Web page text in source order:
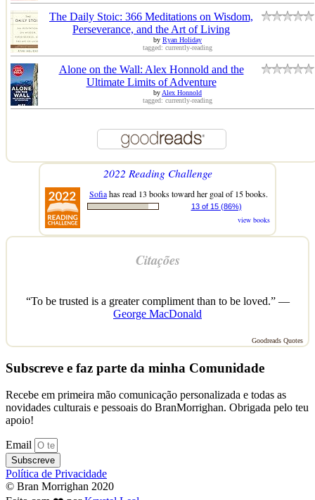
The Daily Stoic: 366 Meditations on Wisdom,
Perseverance, and the Art of Living
by Ryan Holiday
tagged: currently-reading
Alone on the Wall: Alex Honnold and the
Ultimate Limits of Adventure
byAlex Honnold
tagged: currently-reading
2022 Reading Challenge
Sofiahas read 13 books toward her goal of 15 books.
13 of 15 (86%)
view books
Citações
“To be trusted is a greater compliment than to be loved.” —
George MacDonald
Goodreads Quotes
Subscreve e faz parte da minha Comunidade
Recebe em primeira mão comunicação personalizada e todas as
novidades culturais e pessoais do BranMorrighan. Obrigada pelo teu
apoio!
Email
Subscreve
Política de Privacidade
© Bran Morrighan 2020